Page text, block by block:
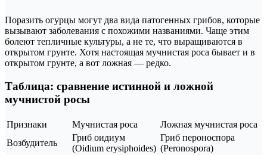
Поразить огурцы могут два вида патогенных грибов, которые
вызывают заболевания с похожими названиями. Чаще этим
болеют тепличные культуры, а не те, что выращиваются в
открытом грунте. Хотя настоящая мучнистая роса бывает и в
открытом грунте, а вот ложная — редко.
Таблица: сравнение истинной и ложной
мучнистой росы
Признаки Мучнистая роса
Ложная мучнистая роса
Возбудитель
Гриб оидиум
(Oidium erysiphoides)
Гриб пероноспора
(Peronospora)